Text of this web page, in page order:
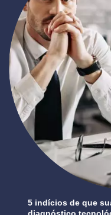
5 indícios de que
diagnóstico